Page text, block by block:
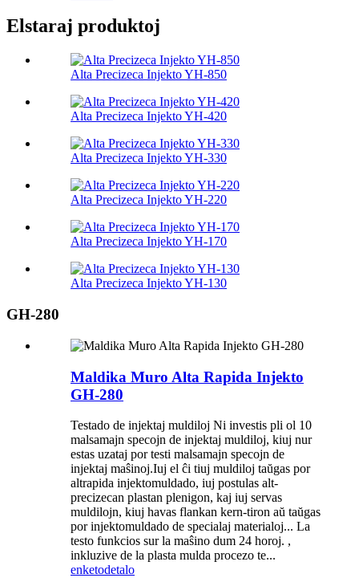
Elstaraj produktoj
Alta Precizeca Injekto YH-850
Alta Precizeca Injekto YH-420
Alta Precizeca Injekto YH-330
Alta Precizeca Injekto YH-220
Alta Precizeca Injekto YH-170
Alta Precizeca Injekto YH-130
GH-280
Maldika Muro Alta Rapida Injekto
GH-280
Testado de injektaj muldiloj Ni investis pli ol 10
malsamajn specojn de injektaj muldiloj, kiuj nur
estas uzataj por testi malsamajn specojn de
injektaj maŝinoj.Iuj el ĉi tiuj muldiloj taŭgas por
altrapida injektomuldado, iuj postulas alt-
precizecan plastan plenigon, kaj iuj servas
muldilojn, kiuj havas flankan kern-tiron aŭ taŭgas
por injektomuldado de specialaj materialoj... La
testo funkcios sur la maŝino dum 24 horoj. ,
inkluzive de la plasta mulda procezo te...
enketodetalo